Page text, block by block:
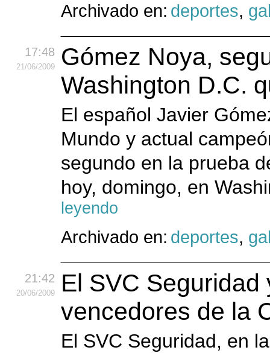
Archivado en: deportes,
17:48
21/06/2009
Gómez Noya,
Washington D.C.
El español Javier
Mundo y actual
segundo en la prueba
hoy, domingo, en
leyendo
Archivado en: deportes,
21:42
20/06/2009
El SVC
vencedores de la
El SVC Seguridad, en